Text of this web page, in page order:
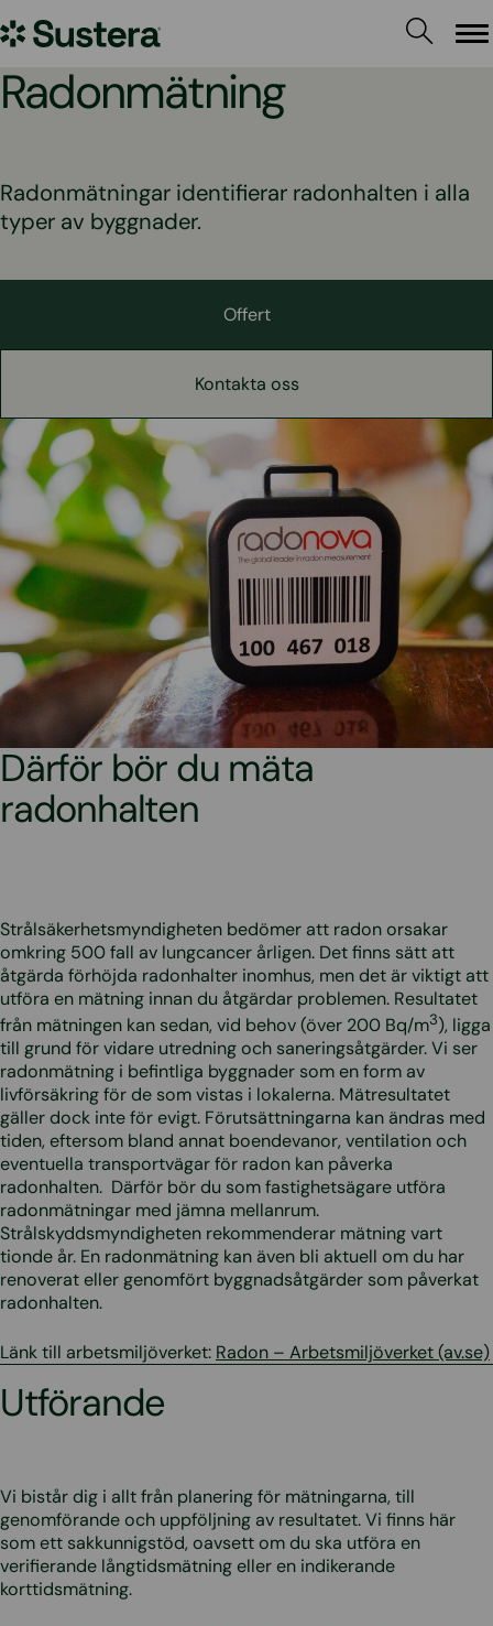
till
Sustera
Sweden
Radonmätning
Radonmätningar identifierar radonhalten i alla
typer av byggnader.
Offert
Kontakta oss
Därför bör du mäta
radonhalten
Strålsäkerhetsmyndigheten bedömer att radon orsakar
omkring 500 fall av lungcancer årligen. Det finns sätt att
åtgärda förhöjda radonhalter inomhus, men det är viktigt att
utföra en mätning innan du åtgärdar problemen. Resultatet
från mätningen kan sedan, vid behov (över 200 Bq/m3), ligga
till grund för vidare utredning och saneringsåtgärder. Vi ser
radonmätning i befintliga byggnader som en form av
livförsäkring för de som vistas i lokalerna. Mätresultatet
gäller dock inte för evigt. Förutsättningarna kan ändras med
tiden, eftersom bland annat boendevanor, ventilation och
eventuella transportvägar för radon kan påverka
radonhalten. Därför bör du som fastighetsägare utföra
radonmätningar med jämna mellanrum.
Strålskyddsmyndigheten rekommenderar mätning vart
tionde år. En radonmätning kan även bli aktuell om du har
renoverat eller genomfört byggnadsåtgärder som påverkat
radonhalten.
Länk till arbetsmiljöverket: Radon – Arbetsmiljöverket (av.se)
Utförande
Vi bistår dig i allt från planering för mätningarna, till
genomförande och uppföljning av resultatet. Vi finns här
som ett sakkunnigstöd, oavsett om du ska utföra en
verifierande långtidsmätning eller en indikerande
korttidsmätning.